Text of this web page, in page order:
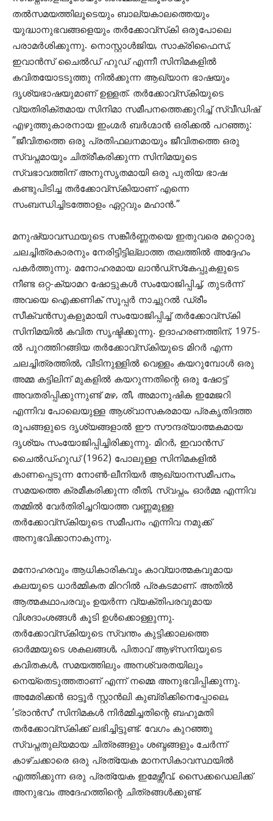
തല്‍സമയത്തിലൂടെയും ബാല്യകാലത്തെയും
യുദ്ധാനുഭവങ്ങളെയും തര്‍ക്കോവ്‌സ്‌കി ഒരുപോലെ
പരാമര്‍ശിക്കുന്നു. നൊസ്റ്റാള്‍ജിയ, സാക്രിഫൈസ്,
ഇവാന്‍സ് ചൈല്‍ഡ് ഹുഡ് എന്നീ സിനിമകളില്‍
കവിതയോടടുത്തു നില്‍ക്കുന്ന ആഖ്യാന ഭാഷയും
ദൃശ്യഭാഷയുമാണ് ഉള്ളത്. തര്‍ക്കോവ്സ്‌കിയുടെ
വ്യതിരിക്തമായ സിനിമാ സമീപനത്തെക്കുറിച്ച് സ്വീഡിഷ്
എഴുത്തുകാരനായ ഇംഗ്മര്‍ ബര്‍ഗ്മാന്‍ ഒരിക്കല്‍ പറഞ്ഞു:
”ജീവിതത്തെ ഒരു പ്രതിഫലനമായും ജീവിതത്തെ ഒരു
സ്വപ്നമായും ചിത്രീകരിക്കുന്ന സിനിമയുടെ
സ്വഭാവത്തിന് അനുസൃതമായി ഒരു പുതിയ ഭാഷ
കണ്ടുപിടിച്ച തര്‍ക്കോവ്സ്‌കിയാണ് എന്നെ
സംബന്ധിച്ചിടത്തോളം ഏറ്റവും മഹാന്‍.”
മനുഷ്യാവസ്ഥയുടെ സങ്കീര്‍ണ്ണതയെ ഇതുവരെ മറ്റൊരു
ചലച്ചിത്രകാരനും നേരിട്ടിട്ടില്ലാത്ത തലത്തില്‍ അദ്ദേഹം
പകര്‍ത്തുന്നു. മനോഹരമായ ലാന്‍ഡ്സ്‌കേപ്പുകളുടെ
നീണ്ട ഒറ്റ-ക്യാമറ ഷോട്ടുകള്‍ സംയോജിപ്പിച്ച്, തുടര്‍ന്ന്
അവയെ ഐക്കണിക് സൂപ്പര്‍ നാച്ചുറല്‍ ഡ്രീം
സീക്വന്‍സുകളുമായി സംയോജിപ്പിച്ച് തര്‍ക്കോവ്‌സ്‌കി
സിനിമയില്‍ കവിത സൃഷ്ടിക്കുന്നു. ഉദാഹരണത്തിന്, 1975-
ല്‍ പുറത്തിറങ്ങിയ തര്‍ക്കോവ്സ്‌കിയുടെ മിറര്‍ എന്ന
ചലച്ചിത്രത്തില്‍, വീടിനുള്ളില്‍ വെള്ളം കയറുമ്പോള്‍ ഒരു
അമ്മ കട്ടിലിന് മുകളില്‍ കയറുന്നതിന്റെ ഒരു ഷോട്ട്
അവതരിപ്പിക്കുന്നുണ്ട് മഴ, തീ, അമാനുഷിക ഇമേജറി
എന്നിവ പോലെയുള്ള ആശ്വാസകരമായ പ്രകൃതിദത്ത
രൂപങ്ങളുടെ ദൃശ്യങ്ങളാല്‍ ഈ സൗന്ദര്യാത്മകമായ
ദൃശ്യം സംയോജിപ്പിച്ചിരിക്കുന്നു. മിറര്‍, ഇവാന്‍സ്
ചൈല്‍ഡ്ഹുഡ് (1962) പോലുള്ള സിനിമകളില്‍
കാണപ്പെടുന്ന നോണ്‍-ലീനിയര്‍ ആഖ്യാനസമീപനം,
സമയത്തെ ക്രമീകരിക്കുന്ന രീതി, സ്വപ്നം, ഓര്‍മ്മ എന്നിവ
തമ്മില്‍ വേര്‍തിരിച്ചറിയാത്ത വണ്ണമുള്ള
തര്‍ക്കോവ്സ്‌കിയുടെ സമീപനം എന്നിവ നമുക്ക്
അനുഭവിക്കാനാകുന്നു.
മനോഹരവും ആധികാരികവും കാവ്യാത്മകവുമായ
കലയുടെ ധാര്‍മ്മികത മിററില്‍ പ്രകടമാണ്. അതില്‍
ആത്മകഥാപരവും ഉയര്‍ന്ന വ്യക്തിപരവുമായ
വിശദാംശങ്ങള്‍ കൂടി ഉള്‍ക്കൊള്ളുന്നു.
തര്‍ക്കോവ്‌സ്‌കിയുടെ സ്വന്തം കുട്ടിക്കാലത്തെ
ഓര്‍മ്മയുടെ ശകലങ്ങള്‍, പിതാവ് ആഴ്‌സനിയുടെ
കവിതകള്‍, സമയത്തിലും അനശ്വരതയിലും
നെയ്‌തെടുത്തതാണ് എന്ന് നമ്മെ അനുഭവിപ്പിക്കുന്നു.
അമേരിക്കന്‍ ഓട്ടൂര്‍ സ്റ്റാന്‍ലി കുബ്രിക്കിനെപ്പോലെ,
‘ട്രാന്‍സ്’ സിനിമകള്‍ നിര്‍മ്മിച്ചതിന്റെ ബഹുമതി
തര്‍ക്കോവ്സ്‌കിക്ക് ലഭിച്ചിട്ടുണ്ട്. വേഗം കുറഞ്ഞു
സ്വപ്നതുല്യമായ ചിത്രങ്ങളും ശബ്ദങ്ങളും ചേര്‍ന്ന്
കാഴ്ചക്കാരെ ഒരു പ്രത്യേക മാനസികാവസ്ഥയില്‍
എത്തിക്കുന്ന ഒരു പ്രത്യേക ഇമേഴ്സീവ്, സൈക്കഡെലിക്ക്
അനുഭവം അദേഹത്തിന്റെ ചിത്രങ്ങള്‍ക്കുണ്ട്.